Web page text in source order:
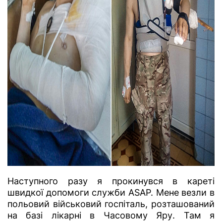
Наступного разу я прокинувся в кареті
швидкої допомоги служби ASAP. Мене везли в
польовий військовий госпіталь, розташований
на базі лікарні в Часовому Яру. Там я